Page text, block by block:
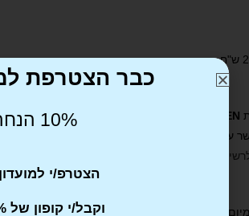
BE TWEEN
ההגעה תוך 2 ימי עסקים.
הסניפים שלנו
כבר הצטרפת
10% הנחה לקניה הראשונה
הצטרפ/י
וקבל/י קופון של 10% הנחה לקניה הראשונה!